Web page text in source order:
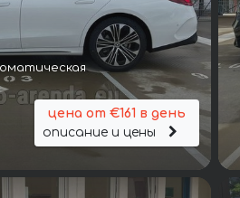
цена от €161 в день
описание и цены